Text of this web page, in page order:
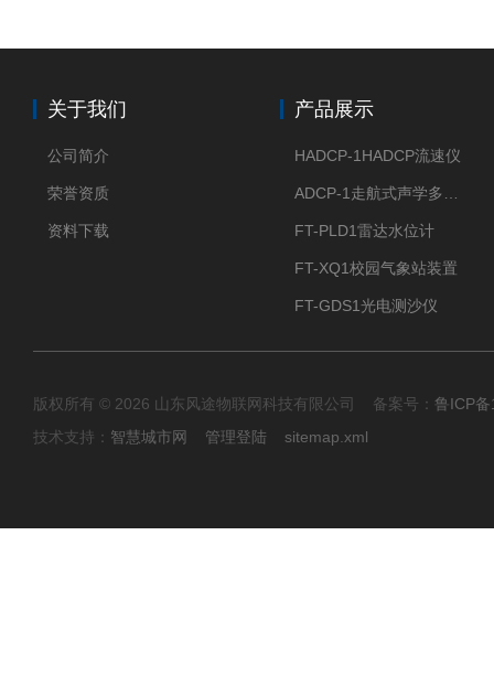
关于我们
公司简介
荣誉资质
资料下载
产品展示
HADCP-1HADCP流速仪
FT-PLD1雷达水位计
FT-XQ1校园气象站装置
FT-GDS1光电测沙仪
版权所有 © 2026 山东风途物联网科技有限公司 备案号： 鲁ICP
技术支持： 智慧城市网 管理登陆 sitemap.xml